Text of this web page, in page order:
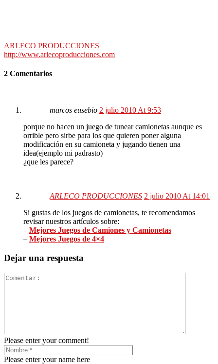
ARLECO PRODUCCIONES
http://www.arlecoproducciones.com
2 Comentarios
marcos eusebio 2 julio 2010 At 9:53
porque no hacen un juego de tunear camionetas aunque es
orrible pero sirbe para los que quieren poner alguna
modificación en su camioneta y jugando tienen una
idea(ejemplo mi padrasto)
¿que les parece?
ARLECO PRODUCCIONES 2 julio 2010 At 14:01
Si gustas de los juegos de camionetas, te recomendamos
revisar nuestros artículos sobre:
– Mejores Juegos de Camiones y Camionetas
– Mejores Juegos de 4×4
Dejar una respuesta
Please enter your comment!
Please enter your name here